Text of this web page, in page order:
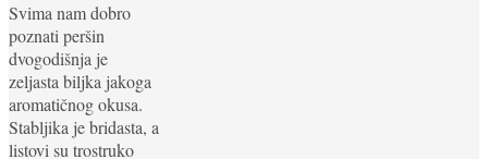
Svima nam dobro
poznati peršin
dvogodišnja je
zeljasta biljka jakoga
aromatičnog okusa.
Stabljika je bridasta, a
listovi su trostruko